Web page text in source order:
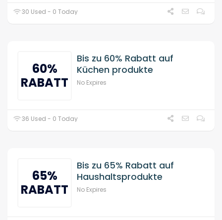
30 Used - 0 Today
60%
RABATT
Bis zu 60% Rabatt auf
Küchen produkte
No Expires
36 Used - 0 Today
65%
RABATT
Bis zu 65% Rabatt auf
Haushaltsprodukte
No Expires